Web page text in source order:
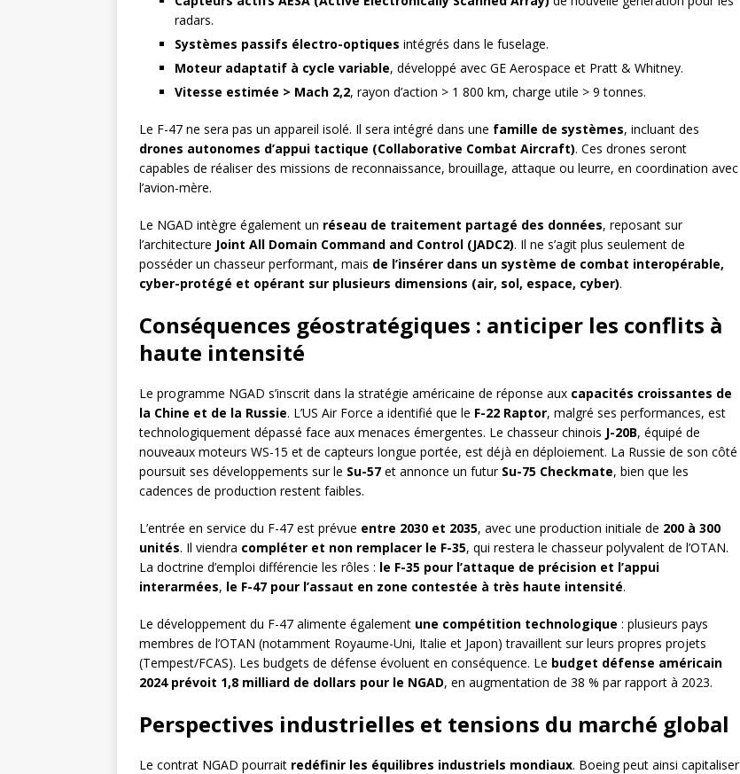
radars.
Systèmes passifs électro-optiques intégrés dans le fuselage.
Moteur adaptatif à cycle variable, développé avec GE Aerospace et Pratt & Whitney.
Vitesse estimée > Mach 2,2, rayon d’action > 1 800 km, charge utile > 9 tonnes.
Le F-47 ne sera pas un appareil isolé. Il sera intégré dans une famille de systèmes, incluant des
drones autonomes d’appui tactique (Collaborative Combat Aircraft). Ces drones seront
capables de réaliser des missions de reconnaissance, brouillage, attaque ou leurre, en coordination avec
l’avion-mère.
Le NGAD intègre également un réseau de traitement partagé des données, reposant sur
l’architecture Joint All Domain Command and Control (JADC2). Il ne s’agit plus seulement de
posséder un chasseur performant, mais de l’insérer dans un système de combat interopérable,
cyber-protégé et opérant sur plusieurs dimensions (air, sol, espace, cyber).
Conséquences géostratégiques : anticiper les conflits à
haute intensité
Le programme NGAD s’inscrit dans la stratégie américaine de réponse aux capacités croissantes de
la Chine et de la Russie. L’US Air Force a identifié que le F-22 Raptor, malgré ses performances, est
technologiquement dépassé face aux menaces émergentes. Le chasseur chinois J-20B, équipé de
nouveaux moteurs WS-15 et de capteurs longue portée, est déjà en déploiement. La Russie de son côté
poursuit ses développements sur le Su-57 et annonce un futur Su-75 Checkmate, bien que les
cadences de production restent faibles.
L’entrée en service du F-47 est prévue entre 2030 et 2035, avec une production initiale de 200 à 300
unités. Il viendra compléter et non remplacer le F-35, qui restera le chasseur polyvalent de l’OTAN.
La doctrine d’emploi différencie les rôles : le F-35 pour l’attaque de précision et l’appui
interarmées, le F-47 pour l’assaut en zone contestée à très haute intensité.
Le développement du F-47 alimente également une compétition technologique : plusieurs pays
membres de l’OTAN (notamment Royaume-Uni, Italie et Japon) travaillent sur leurs propres projets
(Tempest/FCAS). Les budgets de défense évoluent en conséquence. Le budget défense américain
2024 prévoit 1,8 milliard de dollars pour le NGAD, en augmentation de 38 % par rapport à 2023.
Perspectives industrielles et tensions du marché global
Le contrat NGAD pourrait redéfinir les équilibres industriels mondiaux. Boeing peut ainsi capitaliser